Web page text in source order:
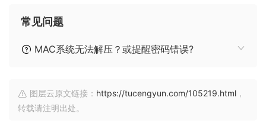
常见问题
MAC系统无法解压？或提醒密码错误?
图层云原文链接： https://tucengyun.com/105219.html ，
转载请注明出处。